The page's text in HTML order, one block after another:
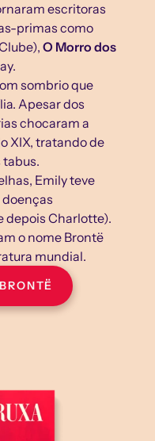
escritoras
primas como
O Morro dos
sombrio que
Apesar dos
chocaram a
XIX, tratando de
tabus.
Emily teve
depois Charlotte).
o nome Brontë
mundial.